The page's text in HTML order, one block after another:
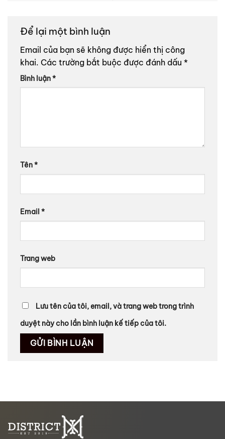
Để lại một bình luận
Email của bạn sẽ không được hiển thị công
khai. Các trường bắt buộc được đánh dấu *
Bình luận*
Tên*
Email *
Trang web
Lưu tên của tôi, email, và trang web trong trình
duyệt này cho lần bình luận kế tiếp của tôi.